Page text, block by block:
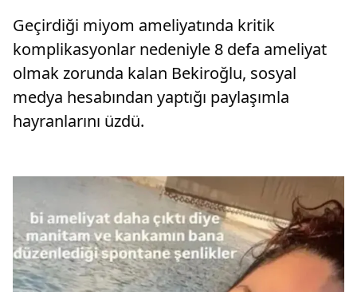
Geçirdiği miyom ameliyatında kritik
komplikasyonlar nedeniyle 8 defa ameliyat
olmak zorunda kalan Bekiroğlu, sosyal
medya hesabından yaptığı paylaşımla
hayranlarını üzdü.